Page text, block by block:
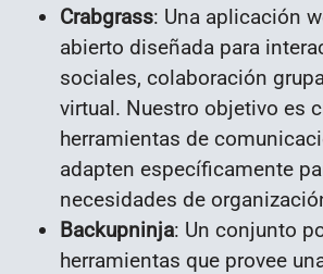
Crabgrass: Una aplicación
abierto diseñada para
sociales, colaboración
virtual. Nuestro objetivo es
herramientas de
adapten específicamente
necesidades de
Backupninja: Un conjunto
herramientas que provee